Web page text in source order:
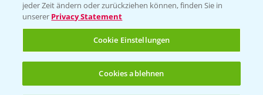
Infos
LINKS
Apps
jeder Zeit ändern oder zurückziehen können, finden Sie in
unserer Privacy Statement
Cookie Einstellungen
Cookies ablehnen